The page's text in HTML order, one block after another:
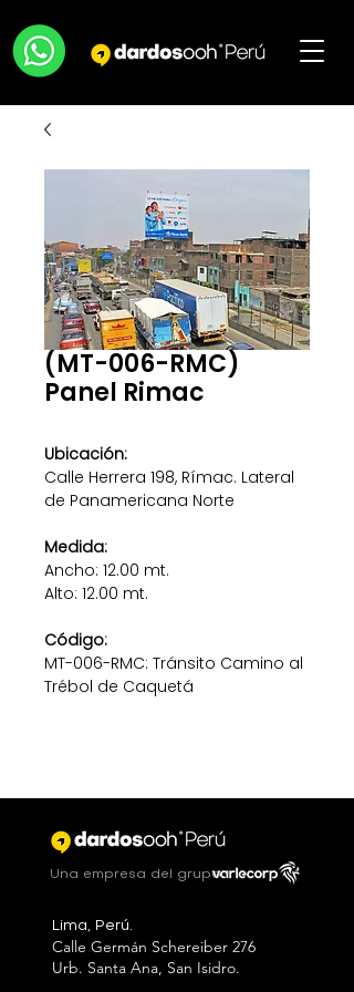
(MT-006-RMC)
Panel Rimac
Ubicación:
Calle Herrera 198, Rímac. Lateral
de Panamericana Norte
Medida:
Ancho: 12.00 mt.
Alto: 12.00 mt.
Código:
MT-006-RMC: Tránsito Camino al
Trébol de Caquetá
Una empresa del grupo
Lima, Perú.
Calle Germán Schereiber 276
Urb. Santa Ana, San Isidro.